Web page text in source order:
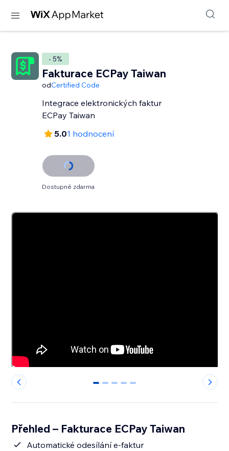
- 5%
Fakturace ECPay Taiwan
odCertified Code
Integrace elektronických faktur
ECPay Taiwan
5.01 hodnocení
Dostupné zdarma
0 1 2 3 4
Přehled – Fakturace ECPay Taiwan
Automatické odesílání e-faktur